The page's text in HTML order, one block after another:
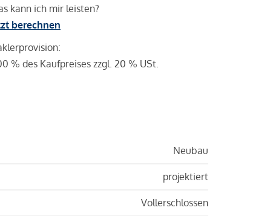
kann ich mir leisten?
berechnen
% des Kaufpreises zzgl. 20 % USt.
Neubau
projektiert
Vollerschlossen